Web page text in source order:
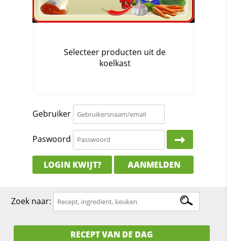
Gebruiker
Paswoord
LOGIN KWIJT? AANMELDEN
Zoek naar:
RECEPT VAN DE DAG